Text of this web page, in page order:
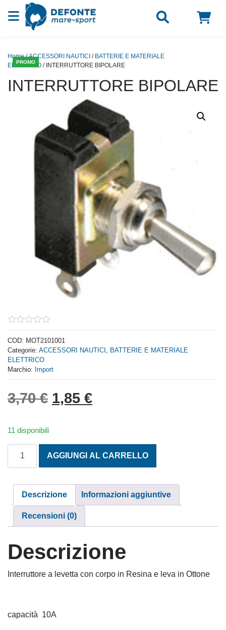
Vai al contenuto
PROMO
Home/ACCESSORI NAUTICI / BATTERIE E MATERIALE
ELETTRICO / INTERRUTTORE BIPOLARE
INTERRUTTORE BIPOLARE
out
of
5
COD: MOT2101001
Categorie: ACCESSORI NAUTICI
BATTERIE E MATERIALE
ELETTRICO
Marchio: Import
3,70€ Il prezzo originale era:
1,85 €Il prezzo attuale è:
11 disponibili
AGGIUNGI AL CARRELLO
Descrizione Informazioni aggiuntive
Recensioni (0)
Descrizione
Interruttore a levetta con corpo in Resina e leva in Ottone
capacità 10A